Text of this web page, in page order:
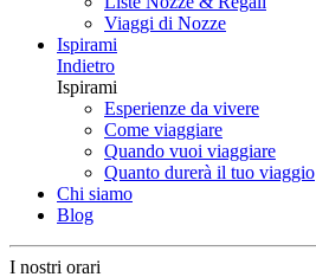
Viaggi di Nozze
Ispirami
Indietro
Ispirami
Esperienze da vivere
Come viaggiare
Quando vuoi viaggiare
Quanto durerà il tuo viaggio
Chi siamo
Blog
I nostri orari